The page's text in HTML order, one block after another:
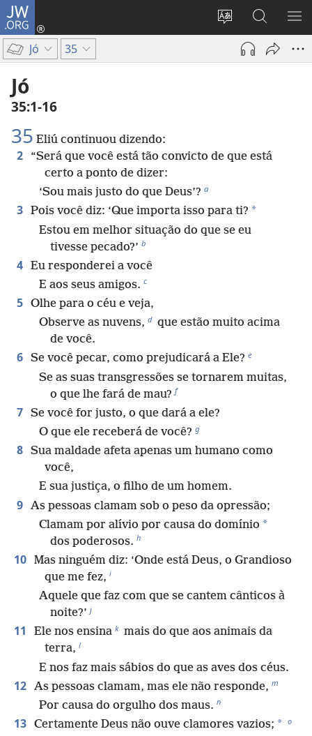
JW.ORG
Mudar
idioma
Log
Buscar
no
JW.ORG
Jó 35
Jó
35:1-16
35 Eliú continuou dizendo:
2
“Será que você está tão convicto de que está
certo a ponto de dizer:
‘Sou mais justo do que Deus’? a
3 Pois você diz: ‘Que importa isso para ti? *
Estou em melhor situação do que se eu
tivesse pecado?’ b
4 Eu responderei a você
E aos seus amigos. c
5 Olhe para o céu e veja,
Observe as nuvens, d que estão muito acima
de você.
6 Se você pecar, como prejudicará a Ele? e
Se as suas transgressões se tornarem muitas,
o que lhe fará de mau? f
7 Se você for justo, o que dará a ele?
O que ele receberá de você? g
8 Sua maldade afeta apenas um humano como
você,
E sua justiça, o filho de um homem.
9 As pessoas clamam sob o peso da opressão;
Clamam por alívio por causa do domínio *
dos poderosos. h
10 Mas ninguém diz: ‘Onde está Deus, o Grandioso
que me fez, i
Aquele que faz com que se cantem cânticos à
noite?’ j
11 Ele nos ensina k mais do que aos animais da
terra, l
E nos faz mais sábios do que as aves dos céus.
12 As pessoas clamam, mas ele não responde, m
Por causa do orgulho dos maus. n
13 Certamente Deus não ouve clamores vazios; * o